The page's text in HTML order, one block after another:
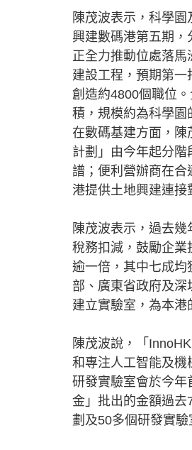
陳茂波表示，科學
興建數碼港第五期，
正全力推動位處落
建設工程，預期第
創造約4800個職位
積，規模約為科學園
在數碼基建方面，陳
計劃」由今年起分
譜；便利營辦商在
港提供土地興建連接
陳茂波表示，過去
稅務扣減，鼓勵企業
逾一倍，其中七成
部、廣東省政府及
建立實驗室，為本港
陳茂波說，「
和專注人工智能及機
研發實驗室會於今
金」批出的金額過
劃及50多個研發實驗